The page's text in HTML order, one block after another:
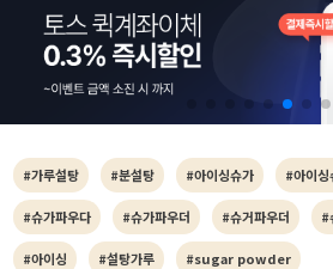
#가루설탕 #분설탕 #아이싱슈가 #아이싱
#슈가파우다 #슈가파우더 #슈거파우더 #
#아이싱 #설탕가루 #sugar powder